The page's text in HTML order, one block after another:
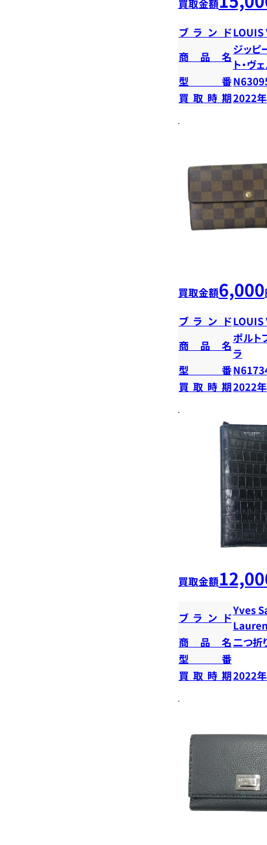
買取金額
ブランドLOUIS
商品名
ジッピ
ト・ヴ
型番
買取時期2022
買取金額6,000
ブランドLOUIS
商品名
ポルト
ラ
型番
買取時期2022
買取金額
ブランド
Yves
商品名二つ折
型番
買取時期2022